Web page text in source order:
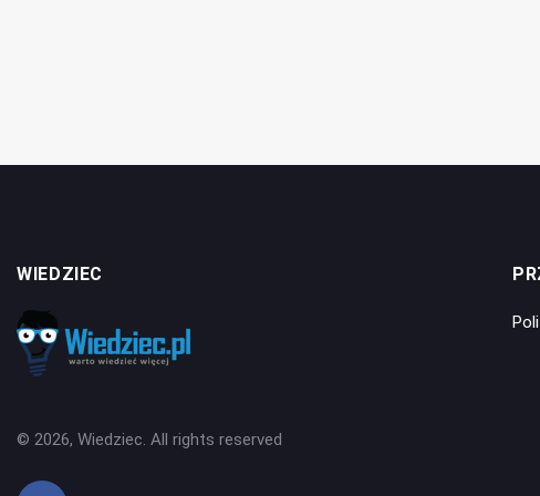
WIEDZIEC
© 2026, Wiedziec. All rights reserved